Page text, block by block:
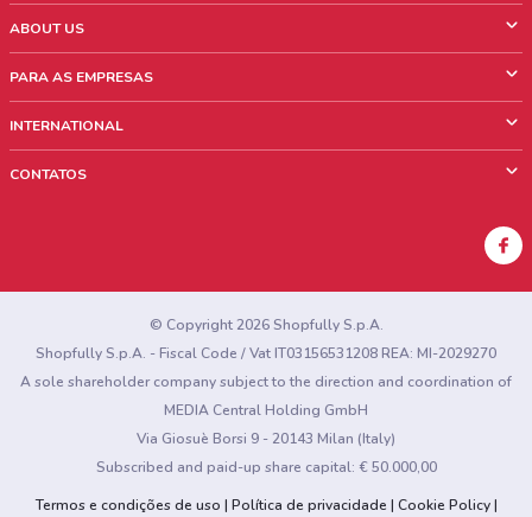
ABOUT US
Quem Somos
Trabalhe conosco
PARA AS EMPRESAS
Informações comerciais
INTERNATIONAL
CONTATOS
Encontrou algum problema no site ou no aplicativo?
© Copyright 2026 Shopfully S.p.A.
Shopfully S.p.A. - Fiscal Code / Vat IT03156531208 REA: MI-2029270
A sole shareholder company subject to the direction and coordination of
MEDIA Central Holding GmbH
Via Giosuè Borsi 9 - 20143 Milan (Italy)
Subscribed and paid-up share capital: € 50.000,00
Termos e condições de uso
Política de privacidade Cookie Policy